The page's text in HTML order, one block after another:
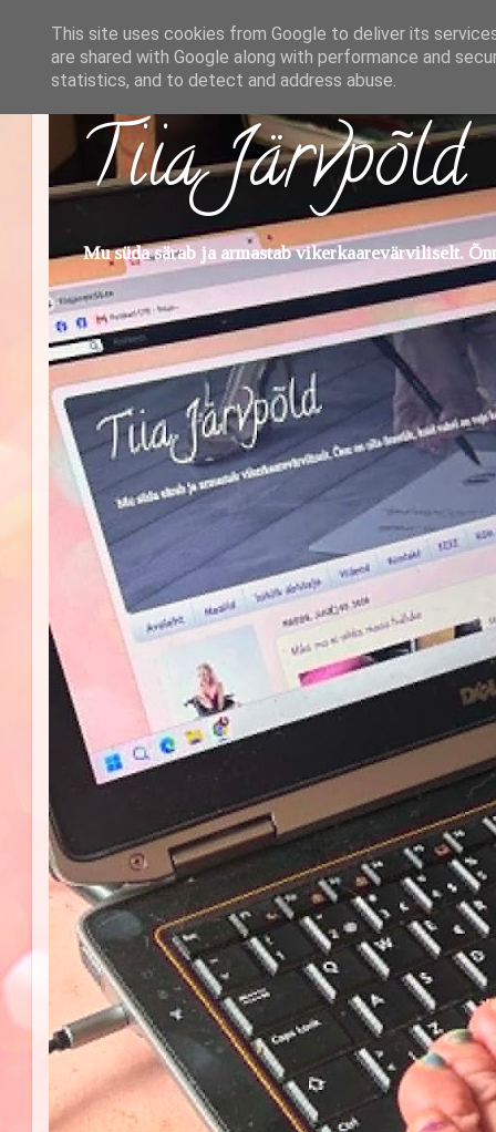
Tiia Järvpõld
Mu süda särab ja armastab vikerkaarevärviliselt.
This site uses cookies from Google to deliver its
are shared with Google along with performance and
statistics, and to detect and address abuse.